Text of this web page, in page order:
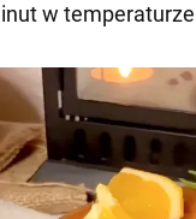
w temperaturze